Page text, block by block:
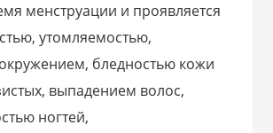
менструации и проявляется
утомляемостью,
бледностью кожи
выпадением волос,
ногтей,